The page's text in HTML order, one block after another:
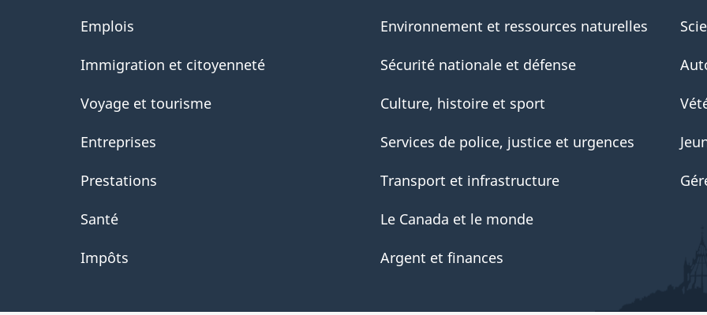
About
Emplois
Immigration et citoyenneté
Voyage et tourisme
Entreprises
Prestations
Santé
Impôts
Environnement et ressources naturelles
Sécurité nationale et défense
Culture, histoire et sport
Services de police, justice et urgences
Transport et infrastructure
Le Canada et le monde
Argent et finances